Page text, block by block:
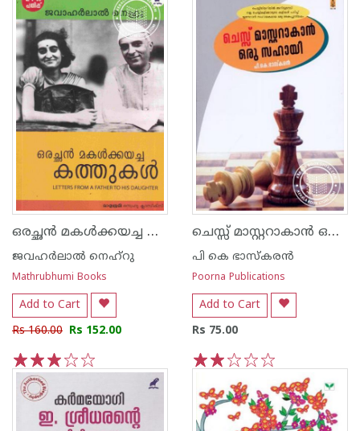
ഒരച്ഛന്‍ മകള്‍ക്കയച്ച കത്തുകള്‍
ജവഹര്‍ലാല്‍ നെഹ്‌റു
Mathrubhumi Books
Add to Cart
Rs 160.00 Rs 152.00
5
4
3
2
1
ചെസ്സ് മാസ്റ്ററാകാ‌ന്‍ ഒരു സഹായി
പി കെ ഭാസ്കരന്‍
Poorna Publications
Add to Cart
Rs 75.00